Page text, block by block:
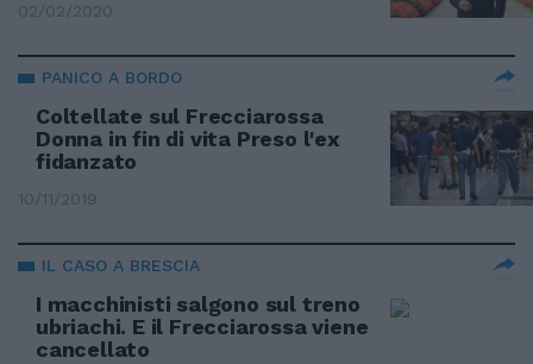
02/02/2020
PANICO A BORDO
Coltellate sul Frecciarossa
Donna in fin di vita Preso l'ex
fidanzato
10/11/2019
IL CASO A BRESCIA
I macchinisti salgono sul treno
ubriachi. E il Frecciarossa viene
cancellato